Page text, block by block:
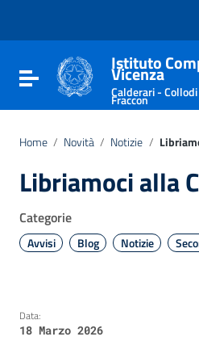
Vai al footer
Attiva / disattiva la navigazione
Istituto
Vicenza
Calderari -
Fraccon
Home / Novità / Notizie /
Libriamoci alla
Categorie
Avvisi Blog Notizie
Data:
18 Marzo 2026